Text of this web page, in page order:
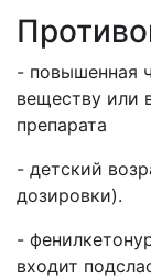
- повышенная
веществу или
препарата
- детский
дозировки).
-
входит